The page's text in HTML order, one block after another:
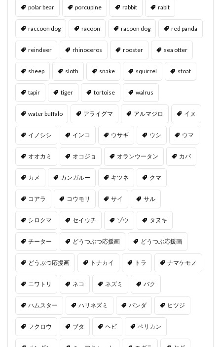
polar bear porcupine rabbit rabit
raccoon dog racoon racoon dog red panda
reindeer rhinoceros rooster sea otter
sheep sloth snake squirrel stoat
tapir tiger tortoise walrus
water buffalo アライグマ アルマジロ イヌ
イノシシ インコ ウサギ ウシ ウマ
オオカミ オコジョ オランウータン カバ
カメ カンガルー キツネ クマ
コアラ コウモリ サイ サル
シロクマ セイウチ ゾウ タヌキ
チーター どうつぶつ応援画 どうつぶ応援画
どうぶつ応援画 トナカイ トラ ナマケモノ
ニワトリ ネコ ネズミ バク
ハムスター ハリネズミ パンダ ヒツジ
フクロウ ブタ ヘビ ペリカン